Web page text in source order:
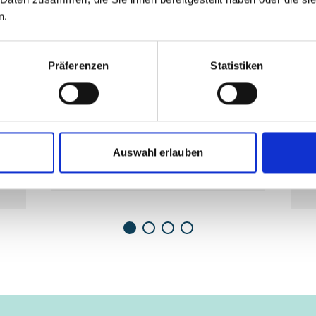
Präferenzen Statistiken
Auswahl erlauben
um
Diese Inhalte können nicht angezeigt
abgelehnt wurden. Klicken Siehier, um
Die Recycling-Prediger in